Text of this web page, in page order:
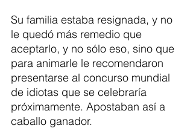
Su familia estaba resignada, y no
le quedó más remedio que
aceptarlo, y no sólo eso, sino que
para animarle le recomendaron
presentarse al concurso mundial
de idiotas que se celebraría
próximamente. Apostaban así a
caballo ganador.